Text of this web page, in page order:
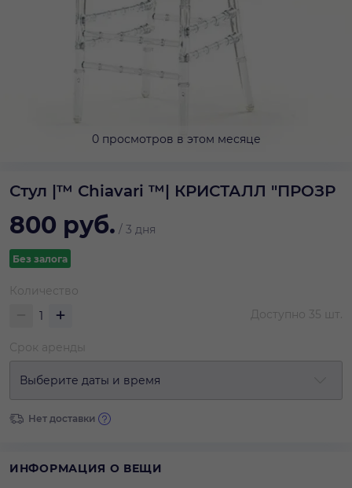
0 просмотров в этом месяце
Стул |™ Сhiavari ™| КРИСТАЛЛ "ПРОЗР
800 руб. / 3 дня
Без залога
Количество
Доступно 35 шт.
Срок аренды
Выберите даты и время
Нет доставки
ИНФОРМАЦИЯ О ВЕЩИ